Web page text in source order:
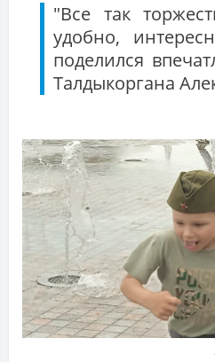
"Все так
удобно,
поделился
Талдыкоргана